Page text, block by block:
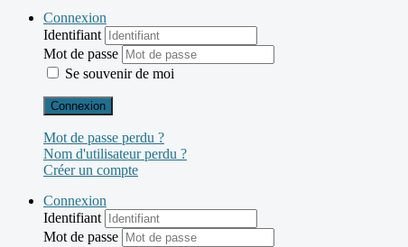
Connexion
Identifiant
Mot de passe
Se souvenir de moi
Connexion
Mot de passe perdu ?
Nom d'utilisateur perdu ?
Créer un compte
Connexion
Identifiant
Mot de passe